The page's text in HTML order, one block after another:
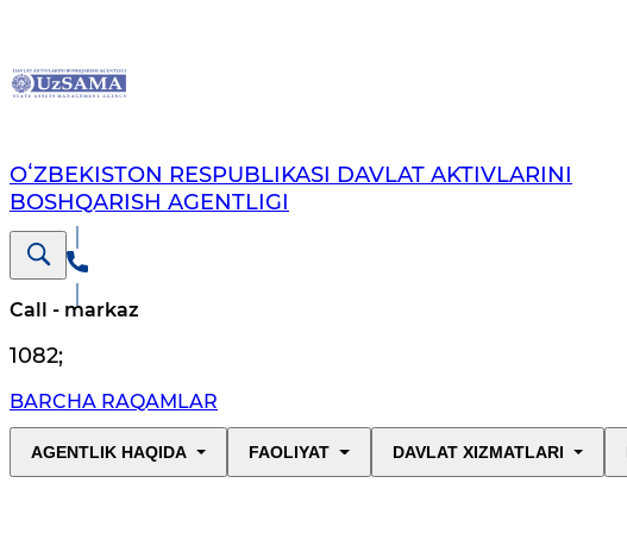
OʻZBEKISTON RESPUBLIKASI DAVLAT AKTIVLARINI
BOSHQARISH AGENTLIGI
Call - markaz
1082;
BARCHA RAQAMLAR
AGENTLIK HAQIDA FAOLIYAT DAVLAT XIZMATLARI